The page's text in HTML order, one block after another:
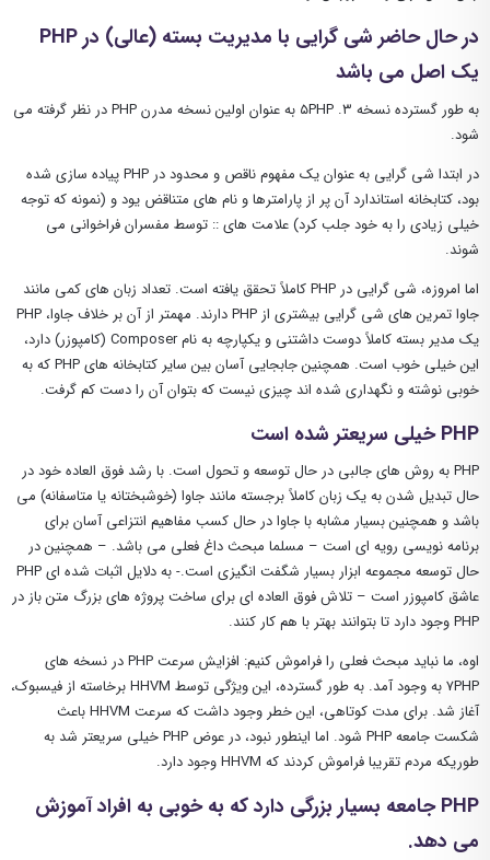
در حال حاضر شی گرایی با مدیریت بسته (عالی) در PHP
یک اصل می باشد
به طور گسترده نسخه ۳. ۵PHP به عنوان اولین نسخه مدرن PHP در نظر گرفته می
شود.
در ابتدا شی گرایی به عنوان یک مفهوم ناقص و محدود در PHP پیاده سازی شده
بود، کتابخانه استاندارد آن پر از پارامترها و نام های متناقض یود و (نمونه که توجه
خیلی زیادی را به خود جلب کرد) علامت های :: توسط مفسران فراخوانی می
شوند.
اما امروزه، شی گرایی در PHP کاملاً تحقق یافته است. تعداد زبان های کمی مانند
جاوا تمرین های شی گرایی بیشتری از PHP دارند. مهمتر از آن بر خلاف جاوا، PHP
یک مدیر بسته کاملاً دوست داشتنی و یکپارچه به نام Composer (کامپوزر) دارد،
این خیلی خوب است. همچنین جابجایی آسان بین سایر کتابخانه های PHP که به
خوبی نوشته و نگهداری شده اند چیزی نیست که بتوان آن را دست کم گرفت.
PHP خیلی سریعتر شده است
PHP به روش های جالبی در حال توسعه و تحول است. با رشد فوق العاده خود در
حال تبدیل شدن به یک زبان کاملاً برجسته مانند جاوا (خوشبختانه یا متاسفانه) می
باشد و همچنین بسیار مشابه با جاوا در حال کسب مفاهیم انتزاعی آسان برای
برنامه نویسی رویه ای است – مسلما مبحث داغ فعلی می باشد. – همچنین در
حال توسعه مجموعه ابزار بسیار شگفت انگیزی است.- به دلایل اثبات شده ای PHP
عاشق کامپوزر است – تلاش فوق العاده ای برای ساخت پروژه های بزرگ متن باز در
PHP وجود دارد تا بتوانند بهتر با هم کار کنند.
اوه، ما نباید مبحث فعلی را فراموش کنیم: افزایش سرعت PHP در نسخه های
۷PHP به وجود آمد. به طور گسترده، این ویژگی توسط HHVM برخاسته از فیسبوک،
آغاز شد. برای مدت کوتاهی، این خطر وجود داشت که سرعت HHVM باعث
شکست جامعه PHP شود. اما اینطور نبود، در عوض PHP خیلی سریعتر شد به
طوریکه مردم تقریبا فراموش کردند که HHVM وجود دارد.
PHP جامعه بسیار بزرگی دارد که به خوبی به افراد آموزش
می دهد.